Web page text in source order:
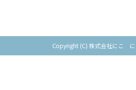
Copyright (C) 株式会社にこ に